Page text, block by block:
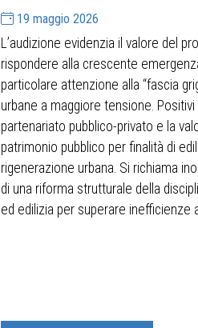
19 maggio 2026
L’audizione evidenzia il valore del
rispondere alla crescente
particolare attenzione alla “fascia
urbane a maggiore tensione. Positivi
partenariato pubblico-privato e la
patrimonio pubblico per finalità di
rigenerazione urbana. Si richiama
di una riforma strutturale della
ed edilizia per superare inefficienze